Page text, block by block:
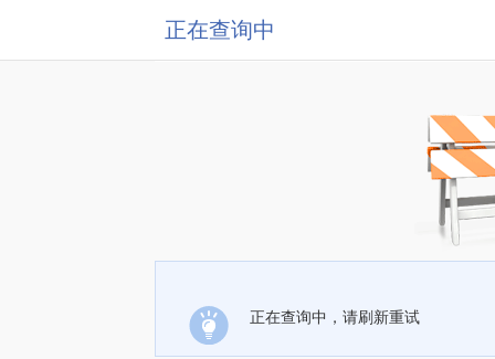
正在查询中
正在查询中，请刷新重试